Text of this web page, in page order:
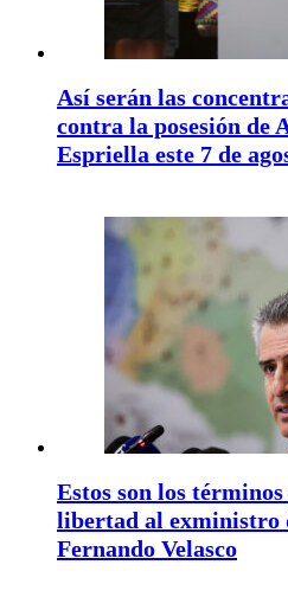
Así serán las
contra la posesión de
Espriella este 7 de
Estos son los
libertad al exministro
Fernando Velasco